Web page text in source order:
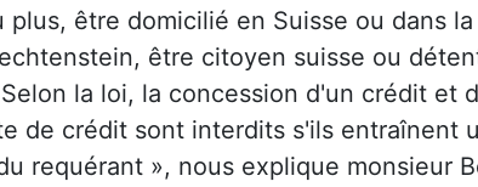
plus, être domicilié en Suisse ou dans la
être citoyen suisse ou
la loi, la concession d'un crédit et
de crédit sont interdits s'ils entraînent
requérant », nous explique monsieur